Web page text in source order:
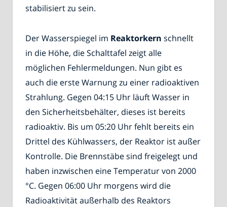
stabilisiert zu sein.
Der Wasserspiegel im Reaktorkern schnellt
in die Höhe, die Schalttafel zeigt alle
möglichen Fehlermeldungen. Nun gibt es
auch die erste Warnung zu einer radioaktiven
Strahlung. Gegen 04:15 Uhr läuft Wasser in
den Sicherheitsbehälter, dieses ist bereits
radioaktiv. Bis um 05:20 Uhr fehlt bereits ein
Drittel des Kühlwassers, der Reaktor ist außer
Kontrolle. Die Brennstäbe sind freigelegt und
haben inzwischen eine Temperatur von 2000
°C. Gegen 06:00 Uhr morgens wird die
Radioaktivität außerhalb des Reaktors